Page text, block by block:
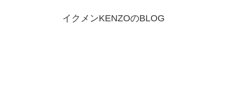
イクメンKENZOのBLOG